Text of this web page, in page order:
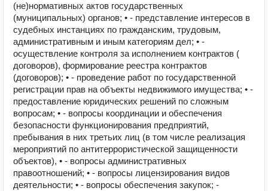
(не)нормативных актов государственных
(муниципальных) органов; • - представление интересов в
судебных инстанциях по гражданским, трудовым,
административным и иным категориям дел; • -
осуществление контроля за исполнением контрактов (
договоров), формирование реестра контрактов
(договоров); • - проведение работ по государственной
регистрации прав на объекты недвижимого имущества; • -
предоставление юридических решений по сложным
вопросам; • - вопросы координации и обеспечения
безопасности функционирования предприятий,
пребывания в них третьих лиц (в том числе реализация
мероприятий по антитеррористической защищенности
объектов), • - вопросы административных
правоотношений; • - вопросы лицензирования видов
деятельности; • - вопросы обеспечения закупок; -